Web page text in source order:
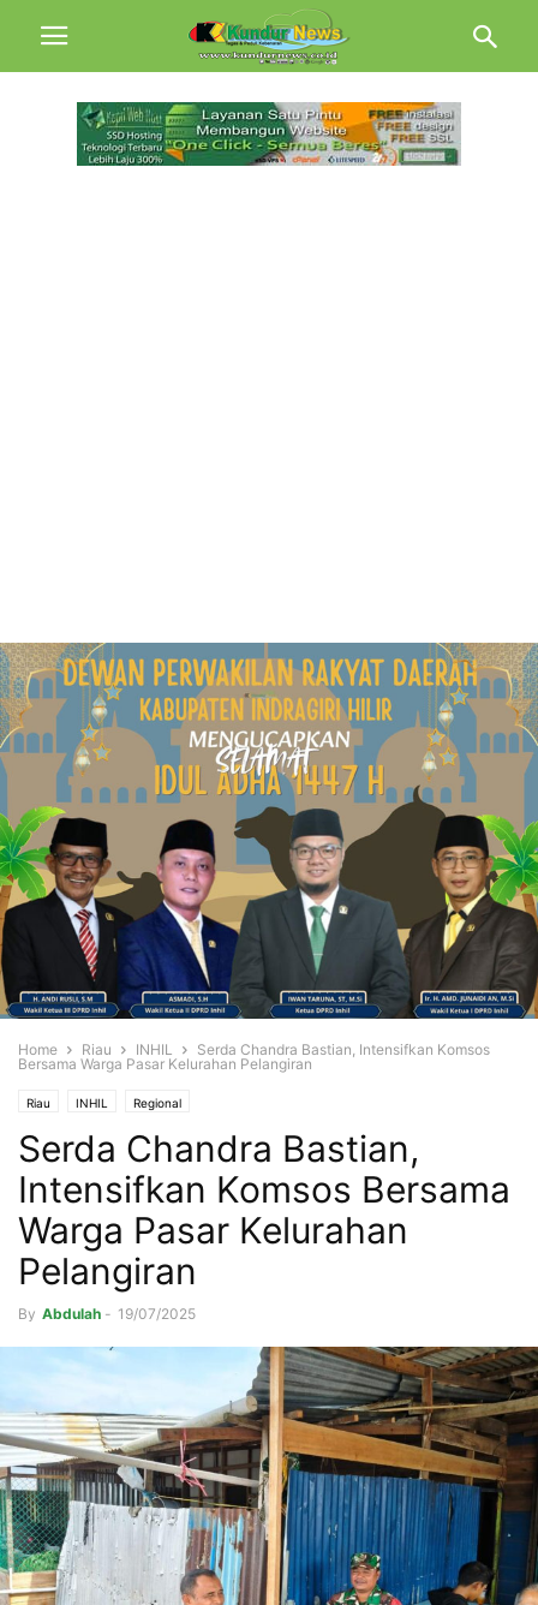
Home Riau INHIL
Serda Chandra Bastian, Intensifkan Komsos
Bersama Warga Pasar Kelurahan Pelangiran
Riau INHIL Regional
Serda Chandra Bastian,
Intensifkan Komsos Bersama
Warga Pasar Kelurahan
Pelangiran
By Abdulah - 19/07/2025